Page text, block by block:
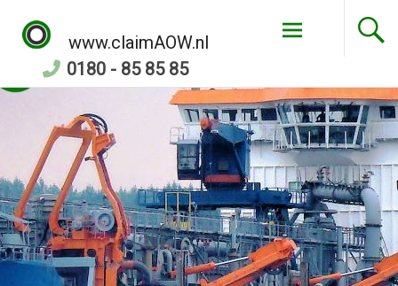
content
www.claimAOW.nl
0180 - 85 85 85